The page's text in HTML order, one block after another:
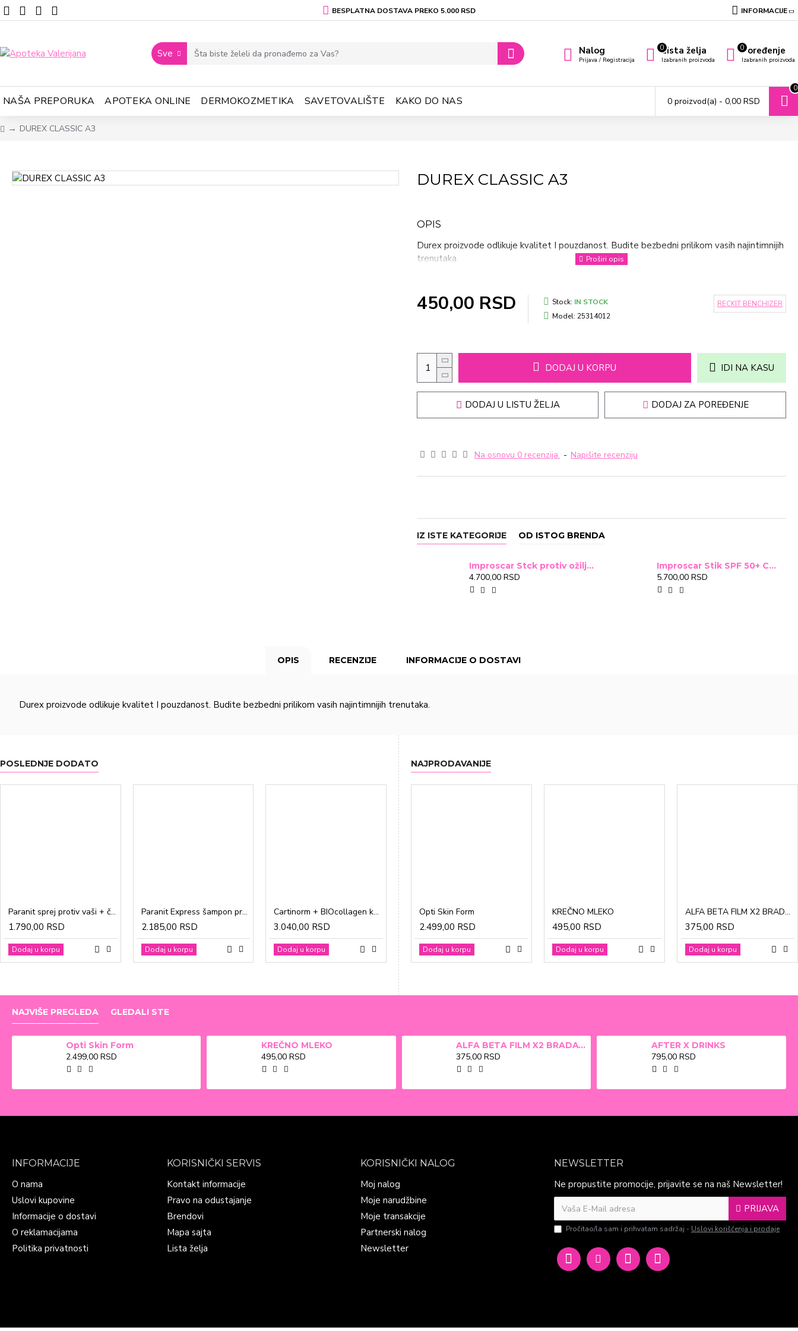
BESPLATNA DOSTAVA PREKO 5.000 RSD INFORMACIJE
Sve Nalog
Prijava / Registracija
Lista želja
Izabranih proizvoda
0 Poređenje
Izabranih proizvoda
0
NAŠA PREPORUKA APOTEKA ONLINE DERMOKOZMETIKA SAVETOVALIŠTE KAKO DO NAS 0 proizvod(a) - 0,00 RSD
0
DUREX CLASSIC A3
DUREX CLASSIC A3
OPIS
Durex proizvode odlikuje kvalitet I pouzdanost. Budite bezbedni prilikom vasih najintimnijih
trenutaka.
Na osnovu 0 recenzija. - Napišite recenziju
450,00 RSD Stock: IN STOCK
Model: 25314012
RECKIT BENCHIZER
DODAJ U KORPU IDI NA KASU
DODAJ U LISTU ŽELJA DODAJ ZA POREĐENJE
IZ ISTE KATEGORIJE OD ISTOG BRENDA
Improscar Stck protiv ožiljaka 4,6g
4.700,00 RSD
Improscar Stik SPF 50+ Conceal 6,9g (tonirani)
5.700,00 RSD
OPIS RECENZIJE INFORMACIJE O DOSTAVI
Durex proizvode odlikuje kvalitet I pouzdanost. Budite bezbedni prilikom vasih najintimnijih trenutaka.
POSLEDNJE DODATO
Paranit sprej protiv vaši + češalj 100ml
1.790,00 RSD
Dodaj u korpu
Paranit Express šampon protiv vaši + češalj 200ml
2.185,00 RSD
Dodaj u korpu
Cartinorm + BIOcollagen kesice a20
3.040,00 RSD
Dodaj u korpu
Gravidon A tablete a30
1.865,00 RSD
Dodaj u korpu
CinkDermin pasta 5g
280,00 RSD
Dodaj u korpu
Mustela Cold krema za lice 40ml
1.370,00 RSD
Dodaj u korpu
NAJPRODAVANIJE
Opti Skin Form
2.499,00 RSD
Dodaj u korpu
KREČNO MLEKO
495,00 RSD
Dodaj u korpu
ALFA BETA FILM X2 BRADAVICE, KURJE OKO 15ml
375,00 RSD
Dodaj u korpu
NAJVIŠE PREGLEDA GLEDALI STE
Opti Skin Form
2.499,00 RSD
KREČNO MLEKO
495,00 RSD
ALFA BETA FILM X2 BRADAVICE, KURJE OKO 15ml
375,00 RSD
AFTER X DRINKS
795,00 RSD
INFORMACIJE
O nama
Uslovi kupovine
Informacije o dostavi
O reklamacijama
Politika privatnosti
KORISNIČKI SERVIS
Kontakt informacije
Pravo na odustajanje
Brendovi
Mapa sajta
Lista želja
KORISNIČKI NALOG
Moj nalog
Moje narudžbine
Moje transakcije
Partnerski nalog
Newsletter
NEWSLETTER
Ne propustite promocije, prijavite se na naš Newsletter!
PRIJAVA
Pročitao/la sam i prihvatam sadržaj - Uslovi korišćenja i prodaje